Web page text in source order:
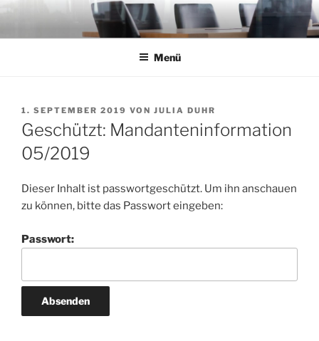
Zum
springen
Menü
VERÖFFENTLICHT
AM
1. SEPTEMBER 2019 VON JULIA DUHR
Geschützt: Mandanteninformation
05/2019
Dieser Inhalt ist passwortgeschützt. Um ihn anschauen
zu können, bitte das Passwort eingeben:
Passwort: